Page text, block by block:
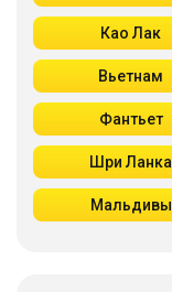
Као Лак
Вьетнам
Фантьет
Шри Ланка
Мальдивы